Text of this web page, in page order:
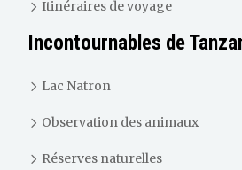
Itinéraires de voyage
Incontournables de
Lac Natron
Observation des animaux
Réserves naturelles